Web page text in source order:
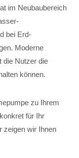
im Neubaubereich
bei Erd-
Moderne
die Nutzer die
können.
zu Ihrem
für Ihr
zeigen wir Ihnen